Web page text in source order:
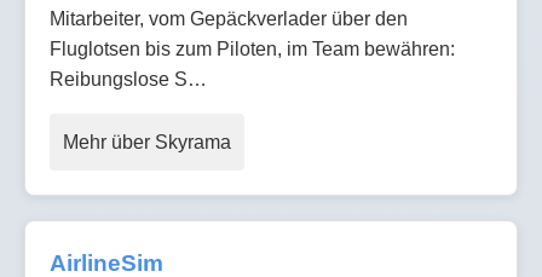
Mitarbeiter, vom Gepäckverlader über den
Fluglotsen bis zum Piloten, im Team bewähren:
Reibungslose S…
Mehr über Skyrama
AirlineSim